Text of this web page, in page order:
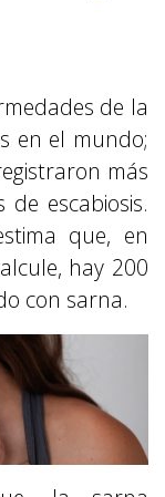
de la
en el mundo;
más
escabiosis.
que, en
hay 200
con sarna.